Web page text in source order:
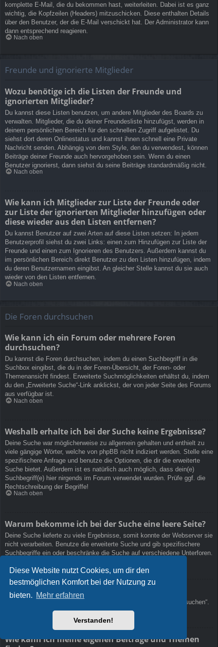
Diese Website nutzt Cookies, um dir den
bestmöglichen Komfort bei der Nutzung zu
bieten. Mehr erfahren
Verstanden!
komplette E-Mail, die du bekommen hast, weiterleiten. Dabei ist es ganz
wichtig, die Kopfzeilen (Headers) mitzuschicken. Diese enthalten Details
über den Benutzer, der die E-Mail verschickt hat. Der Administrator kann
dann entsprechend reagieren.
Nach oben
Freunde und ignorierte Mitglieder
Wozu benötige ich die Listen der Freunde und
ignorierten Mitglieder?
Du kannst diese Listen benutzen, um andere Mitglieder des Boards zu
verwalten. Mitglieder, die du deiner Freundesliste hinzufügst, werden in
deinem persönlichen Bereich für den schnellen Zugriff aufgelistet. Du
siehst dort deren Onlinestatus und kannst ihnen schnell eine Private
Nachricht senden. Abhängig von dem Style, den du verwendest, können
Beiträge deiner Freunde auch hervorgehoben sein. Wenn du einen
Benutzer ignorierst, dann siehst du seine Beiträge standardmäßig nicht.
Nach oben
Wie kann ich Mitglieder zur Liste der Freunde oder
zur Liste der ignorierten Mitglieder hinzufügen oder
diese wieder aus den Listen entfernen?
Du kannst Benutzer auf zwei Arten auf diese Listen setzen: In jedem
Benutzerprofil siehst du zwei Links: einen zum Hinzufügen zur Liste der
Freunde und einen zum Ignorieren des Benutzers. Außerdem kannst du
im persönlichen Bereich direkt Benutzer zu den Listen hinzufügen, indem
du deren Benutzernamen eingibst. An gleicher Stelle kannst du sie auch
wieder von den Listen entfernen.
Nach oben
Die Foren durchsuchen
Wie kann ich ein Forum oder mehrere Foren
durchsuchen?
Du kannst die Foren durchsuchen, indem du einen Suchbegriff in die
Suchbox eingibst, die du in der Foren-Übersicht, der Foren- oder
Themenansicht findest. Erweiterte Suchmöglichkeiten erhältst du, indem
du den „Erweiterte Suche“-Link anklickst, der von jeder Seite des Forums
aus verfügbar ist.
Nach oben
Weshalb erhalte ich bei der Suche keine Ergebnisse?
Deine Suche war möglicherweise zu allgemein gehalten und enthielt zu
viele gängige Wörter, welche von phpBB nicht indiziert werden. Stelle eine
spezifischere Anfrage und benutze die Optionen, die dir die erweiterte
Suche bietet. Außerdem ist es natürlich auch möglich, dass dein(e)
Suchbegriff(e) hier nirgends im Forum verwendet wurden. Prüfe ggf. die
Rechtschreibung der Begriffe!
Nach oben
Warum bekomme ich bei der Suche eine leere Seite?
Deine Suche lieferte zu viele Ergebnisse, somit konnte der Webserver sie
nicht verarbeiten. Benutze die erweiterte Suche und gib spezifischere
Suchbegriffe ein oder beschränke die Suche auf verschiedene Unterforen.
Wie kann ich nach Mitgliedern suchen?
Gehe zur „Mitglieder“-Seite und klicke auf „Nach einem Mitglied suchen“.
Wie kann ich meine eigenen Beiträge und Themen